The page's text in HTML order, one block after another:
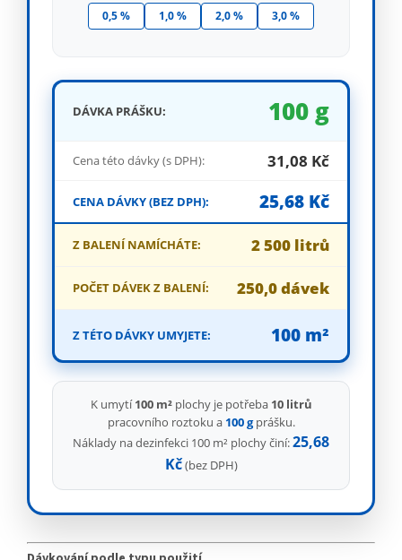
0,5 % 1,0 % 2,0 % 3,0 %
DÁVKA PRÁŠKU: 100 g
Cena této dávky (s DPH): 31,08 Kč
CENA DÁVKY (BEZ DPH): 25,68 Kč
Z BALENÍ NAMÍCHÁTE: 2 500 litrů
POČET DÁVEK Z BALENÍ: 250,0 dávek
Z TÉTO DÁVKY UMYJETE: 100 m²
K umytí100 m²plochy je potřeba 10 litrů
pracovního roztoku a 100 gprášku.
Náklady na dezinfekci 100 m² plochy činí:25,68
Kč(bez DPH)